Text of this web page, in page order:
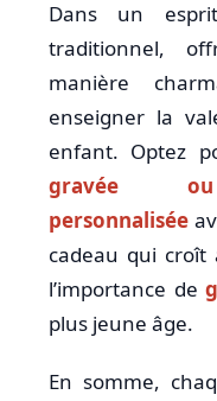
Dans un
traditionnel,
manière
enseigner la
enfant. Optez
gravée
personnalisée
cadeau qui croît
l’importance de
plus jeune âge.
En somme,